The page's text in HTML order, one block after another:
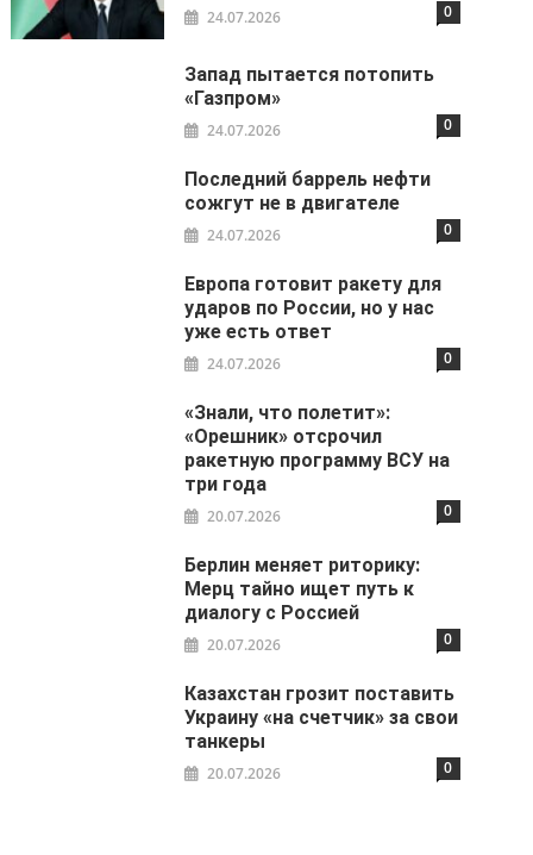
24.07.2026 0
Запад пытается потопить
«Газпром»
24.07.2026 0
Последний баррель нефти
сожгут не в двигателе
24.07.2026 0
Европа готовит ракету для
ударов по России, но у нас
уже есть ответ
24.07.2026 0
«Знали, что полетит»:
«Орешник» отсрочил
ракетную программу ВСУ на
три года
20.07.2026 0
Берлин меняет риторику:
Мерц тайно ищет путь к
диалогу с Россией
20.07.2026 0
Казахстан грозит поставить
Украину «на счетчик» за свои
танкеры
20.07.2026 0